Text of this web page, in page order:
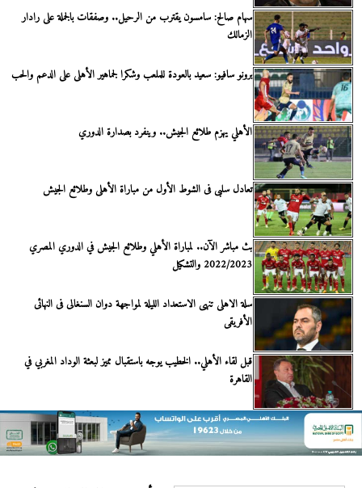
سهام صالح: سامسون يقترب من الرحيل.. وصفقات بالجملة على رادار
الزمالك
برونو سافيو: سعيد بالعودة للملعب وشكرا لجماهير الأهلى على الدعم والحب
الأهلي يهزم طلائع الجيش.. وينفرد بصدارة الدوري
تعادل سلبى فى الشوط الأول من مباراة الأهلى وطلائع الجيش
بث مباشر الآن.. لمباراة الأهلي وطلائع الجيش في الدوري المصري
2022/2023 والتشكيل
سلة الاهلى تنهى الاستعداد الليلة لمواجهة دوان السنغالى فى النهائى
الأفريقى
قبل لقاء الأهلي.. الخطيب يوجه باستقبال مميز لبعثة الوداد المغربي في
القاهرة